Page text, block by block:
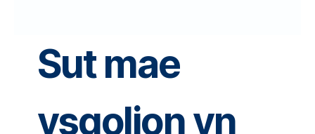
Sut mae
ysgolion yn